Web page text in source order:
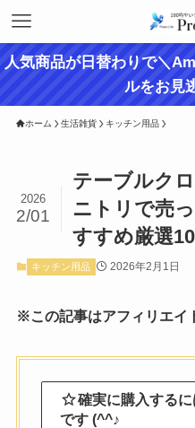
人気商品が日替わりで＼
ルをお見
ホーム 生活雑貨 キッチン用品
テーブルク
ニトリで売
すすめ厳選10
2026
2/01
キッチン用品 2026年2月1日
※この記事はアフィリエイ
確実に購入する
です (^^♪